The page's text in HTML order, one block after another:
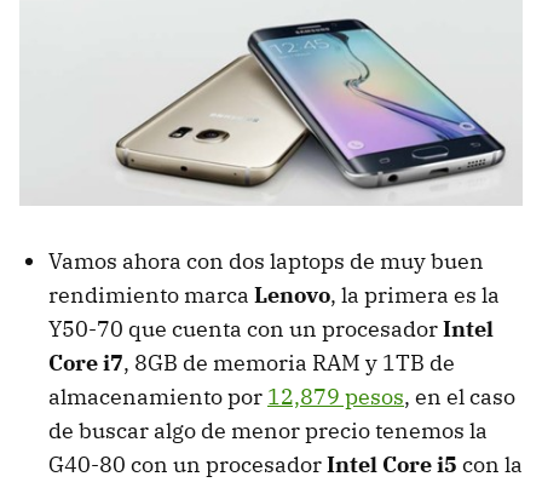
Vamos ahora con dos laptops de muy buen
rendimiento marca Lenovo, la primera es la
Y50-70 que cuenta con un procesadorIntel
Core i7, 8GB de memoria RAM y 1TB de
almacenamiento por 12,879 pesos, en el caso
de buscar algo de menor precio tenemos la
G40-80 con un procesadorIntel Core i5 con la